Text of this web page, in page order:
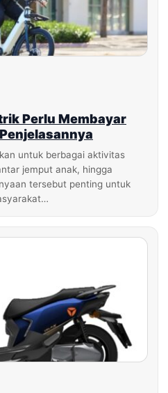
Perlu Membayar
untuk berbagai aktivitas
jemput anak, hingga
tersebut penting untuk